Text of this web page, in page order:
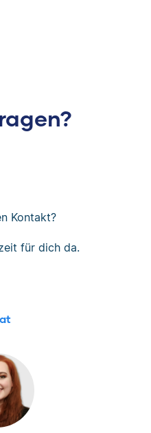
Kontakt?
für dich da.